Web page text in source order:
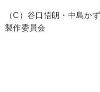
（C）谷口悟朗・中島か
製作委員会